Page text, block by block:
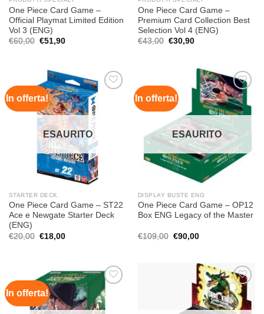
One Piece Card Game –
Official Playmat Limited Edition
Vol 3 (ENG)
€60,00 Il
€60,00.
€51,90Il
€51,90.
One Piece Card Game –
Premium Card Collection Best
Selection Vol 4 (ENG)
€43,00 Il
€30,90Il
€30,90.
In offerta!
Aggiungi
alla lista
desideri
ESAURITO
STARTER DECK
One Piece Card Game – ST22
Ace e Newgate Starter Deck
(ENG)
€20,00 Il
€18,00Il
In offerta!
Aggiungi
alla lista
dei
ESAURITO
DISPLAY BUSTE ENG
One Piece Card Game – OP12
Box ENG Legacy of the Master
€109,00 Il
€109,00.
€90,00Il
€90,00.
In offerta!
Aggiungi
alla lista
dei
Aggiungi
alla lista
dei